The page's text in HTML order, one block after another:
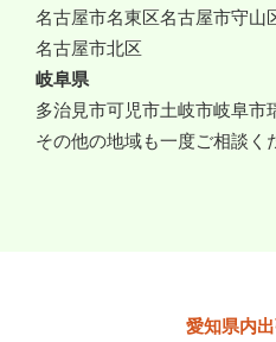
名古屋市名東区名古屋市守山
名古屋市北区
岐阜県
多治見市可児市土岐市岐阜市
その他の地域も一度ご相談く
愛知県内